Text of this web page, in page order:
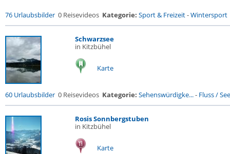
76 Urlaubsbilder 0 Reisevideos Kategorie: Sport & Freizeit-Wintersport
Schwarzsee
in Kitzbühel
Karte
60 Urlaubsbilder 0 Reisevideos Kategorie: Sehenswürdigke...- Fluss /
Rosis Sonnbergstuben
in Kitzbühel
Karte